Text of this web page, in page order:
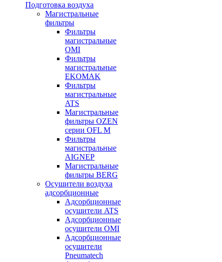
Подготовка воздуха
Магистральные
фильтры
Фильтры
магистральные
OMI
Фильтры
магистральные
EKOMAK
Фильтры
магистральные
ATS
Магистральные
фильтры OZEN
серии OFL M
Фильтры
магистральные
AIGNEP
Магистральные
фильтры BERG
Осушители воздуха
адсорбционные
Адсорбционные
осушители ATS
Адсорбционные
осушители OMI
Адсорбционные
осушители
Pneumatech